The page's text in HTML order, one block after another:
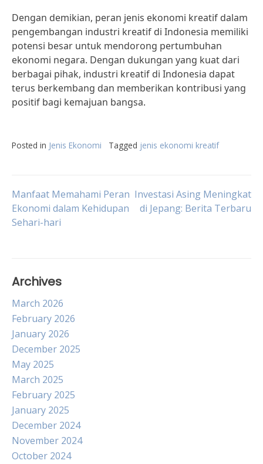
Dengan demikian, peran jenis ekonomi kreatif dalam
pengembangan industri kreatif di Indonesia memiliki
potensi besar untuk mendorong pertumbuhan
ekonomi negara. Dengan dukungan yang kuat dari
berbagai pihak, industri kreatif di Indonesia dapat
terus berkembang dan memberikan kontribusi yang
positif bagi kemajuan bangsa.
Posted in Jenis Ekonomi Tagged jenis ekonomi kreatif
Post
navigation
Manfaat Memahami Peran
Ekonomi dalam Kehidupan
Sehari-hari
Investasi Asing Meningkat
di Jepang: Berita Terbaru
Archives
March 2026
February 2026
January 2026
December 2025
May 2025
March 2025
February 2025
January 2025
December 2024
November 2024
October 2024